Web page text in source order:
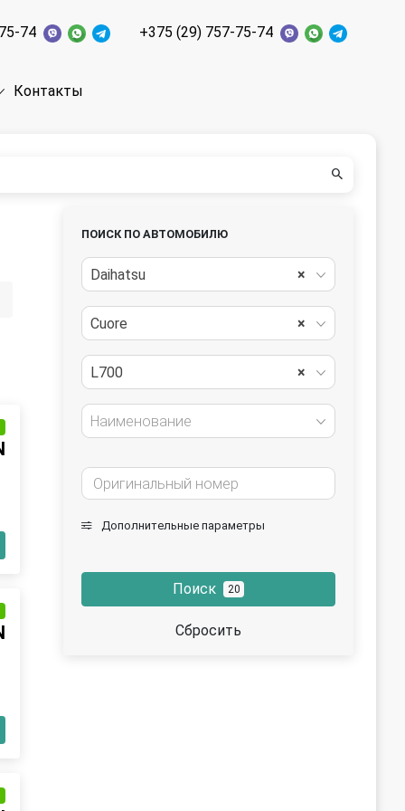
74 +375 (29) 757-75-74
Контакты
ПОИСК ПО АВТОМОБИЛЮ
×
Daihatsu
×
Cuore
×
L700
Наименование
Дополнительные параметры
Поиск 20
Сбросить